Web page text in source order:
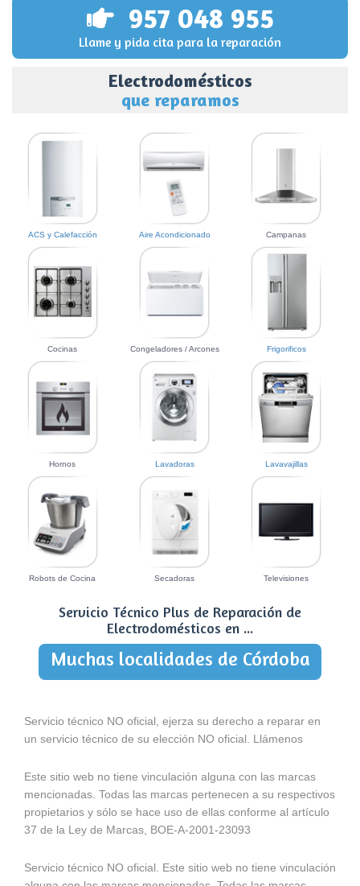
957 048 955
Llame y pida cita para la reparación
Electrodomésticos
que reparamos
ACS y Calefacción Aire Acondicionado Campanas
Cocinas Congeladores / Arcones Frigorificos
Hornos Lavadoras Lavavajillas
Robots de Cocina Secadoras Televisiones
Servicio Técnico Plus de Reparación de
Electrodomésticos en ...
Muchas localidades de Córdoba
Servicio técnico NO oficial, ejerza su derecho a reparar en
un servicio técnico de su elección NO oficial. Llámenos
Este sitio web no tiene vinculación alguna con las marcas
mencionadas. Todas las marcas pertenecen a su respectivos
propietarios y sólo se hace uso de ellas conforme al artículo
37 de la Ley de Marcas, BOE-A-2001-23093
Servicio técnico NO oficial. Este sitio web no tiene vinculación